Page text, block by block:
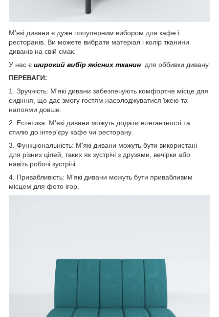
М'які дивани є дуже популярним вибором для кафе і
ресторанів. Ви можете вибрати матеріал і колір тканини
диванів на свій смак.
У нас є широкий вибір якісних тканин для оббивки дивану.
ПЕРЕВАГИ:
1. Зручність: М'які дивани забезпечують комфортне місце для
сидіння, що дає змогу гостям насолоджуватися їжею та
напоями довше.
2. Естетика: М'які дивани можуть додати елегантності та
стилю до інтер'єру кафе чи ресторану.
3. Функціональність: М'які дивани можуть бути використані
для різних цілей, таких як зустрічі з друзями, вечірки або
навіть робочі зустрічі.
4. Привабливість: М'які дивани можуть бути привабливим
місцем для фото ігор.